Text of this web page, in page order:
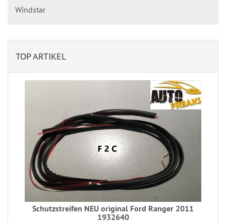
Windstar
TOP ARTIKEL
Schutzstreifen NEU original Ford Ranger 2011
1932640